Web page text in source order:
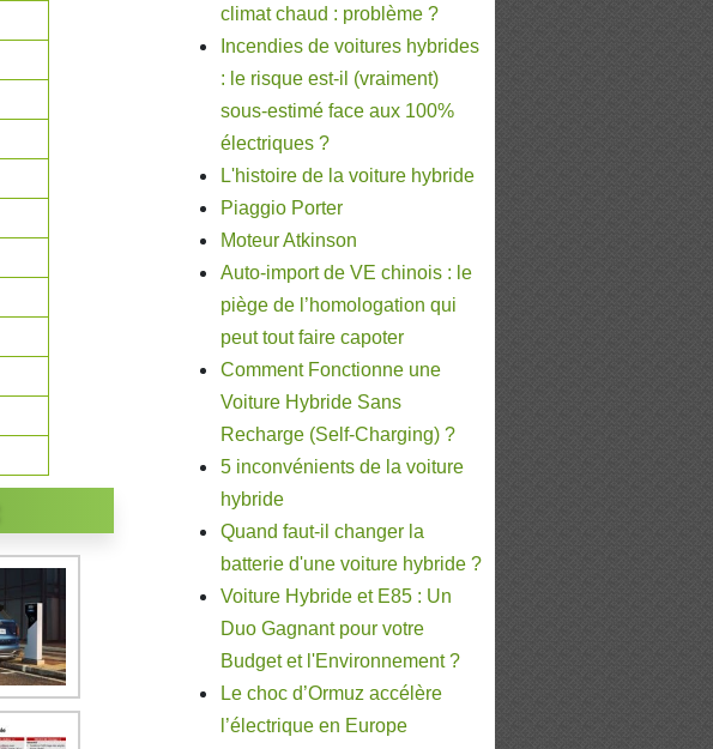
climat chaud : problème ?
Incendies de voitures hybrides
: le risque est-il (vraiment)
sous-estimé face aux 100%
électriques ?
L'histoire de la voiture hybride
Piaggio Porter
Moteur Atkinson
Auto-import de VE chinois : le
piège de l’homologation qui
peut tout faire capoter
Comment Fonctionne une
Voiture Hybride Sans
Recharge (Self-Charging) ?
5 inconvénients de la voiture
hybride
Quand faut-il changer la
batterie d'une voiture hybride ?
Voiture Hybride et E85 : Un
Duo Gagnant pour votre
Budget et l'Environnement ?
Le choc d’Ormuz accélère
l’électrique en Europe